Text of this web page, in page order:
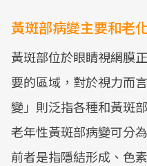
黃斑部病變主要和老
黃斑部位於眼睛視網膜
要的區域，對於視力而
變」則泛指各種和黃斑
老年性黃斑部病變可分
前者是指隱結形成、色